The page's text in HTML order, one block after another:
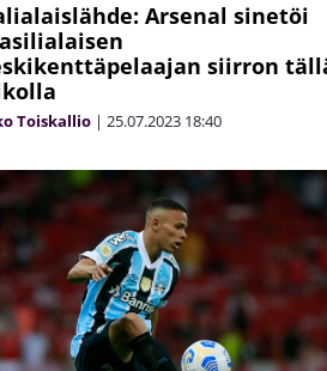
Arsenal sinetöi
siirron
Toiskallio | 25.07.2023 18:40